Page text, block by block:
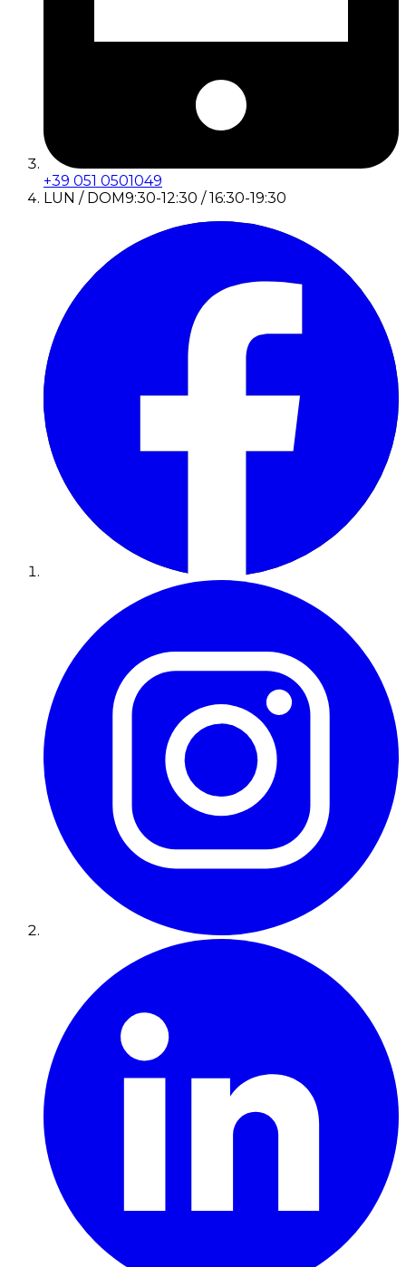
+39 051 0501049
LUN / DOM9:30-12:30 / 16:30-19:30